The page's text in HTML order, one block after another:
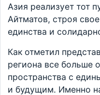
Азия реализует тот
Айтматов, строя
единства и
Как отметил
региона все больше
пространства с
и будущим. Именно